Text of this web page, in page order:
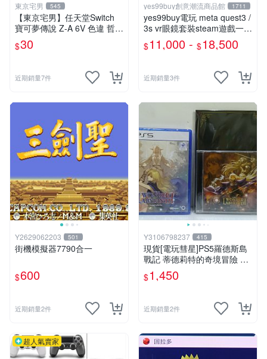
東京宅男 545
【東京宅男】任天堂Switch
寶可夢傳說 Z-A 6V 色違 哲爾
尼亞斯
$30
近期銷量7件
yes99buy創意潮流商品館 1711
yes99buy電玩 meta quest3 /
3s vr眼鏡套裝steam遊戲一體
機福利品
$11,000 - $18,500
近期銷量3件
Y2629062203 501
街機模擬器7790合一
$600
近期銷量2件
Y3106798237 415
現貨[電玩彗星]PS5羅德斯島
戰記 蒂德莉特的奇境冒險 支
援中文(全新未拆)附首批雙特
典 2D橫向動作遊戲 惡魔城
$1,450
近期銷量2件
超人氣賣家